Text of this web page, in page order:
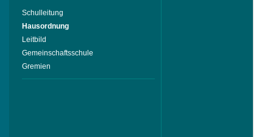
Schulleitung
Hausordnung
Leitbild
Gemeinschaftsschule
Gremien